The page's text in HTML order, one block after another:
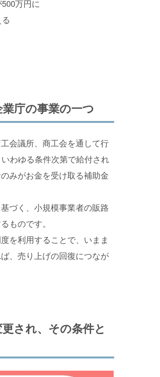
万円に
庁の事業の一つ
会議所、商工会を通して行
わゆる条件次第で給付され
みがお金を受け取る補助金
づく、小規模事業者の販路
ものです。
を利用することで、いまま
、売り上げの回復につなが
され、その条件と